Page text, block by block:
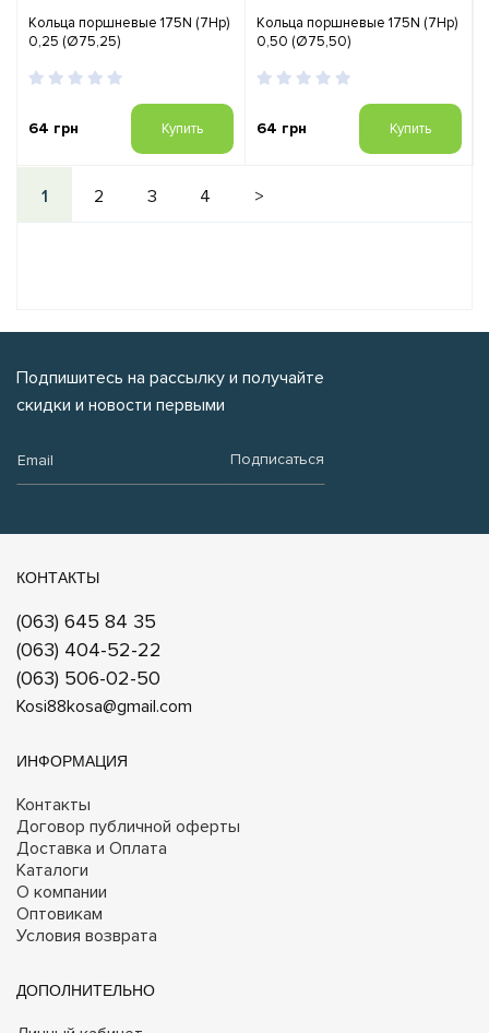
Кольца поршневые 175N (7Hp)
0,25 (Ø75,25)
64 грн Купить
Кольца поршневые 175N (7Hp)
0,50 (Ø75,50)
64 грн Купить
1 2 3 4 >
Подпишитесь на рассылку и получайте
скидки и новости первыми
Подписаться
КОНТАКТЫ
(063) 645 84 35
(063) 404-52-22
(063) 506-02-50
Kosi88kosa@gmail.com
ИНФОРМАЦИЯ
Контакты
Договор публичной оферты
Доставка и Оплата
Каталоги
О компании
Оптовикам
Условия возврата
ДОПОЛНИТЕЛЬНО